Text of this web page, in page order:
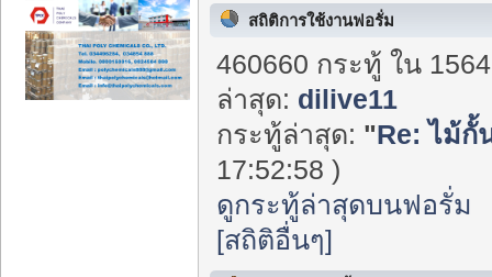
สถิติการใช้งานฟอรั่ม
460660 กระทู้ ใน
ล่าสุด: dilive11
กระทู้ล่าสุด: "Re: ไม้กั้
17:52:58 )
ดูกระทู้ล่าสุดบนฟอรั่ม
[สถิติอื่นๆ]